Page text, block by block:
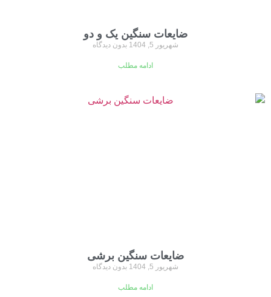
ضایعات سنگین یک و دو
شهریور 5, 1404 بدون دیدگاه
ادامه مطلب
ضایعات سنگین برشی
شهریور 5, 1404 بدون دیدگاه
ادامه مطلب